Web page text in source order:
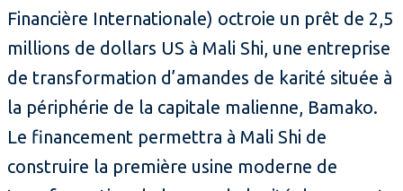
Financière Internationale) octroie un prêt de 2,5
millions de dollars US à Mali Shi, une entreprise
de transformation d’amandes de karité située à
la périphérie de la capitale malienne, Bamako.
Le financement permettra à Mali Shi de
construire la première usine moderne de